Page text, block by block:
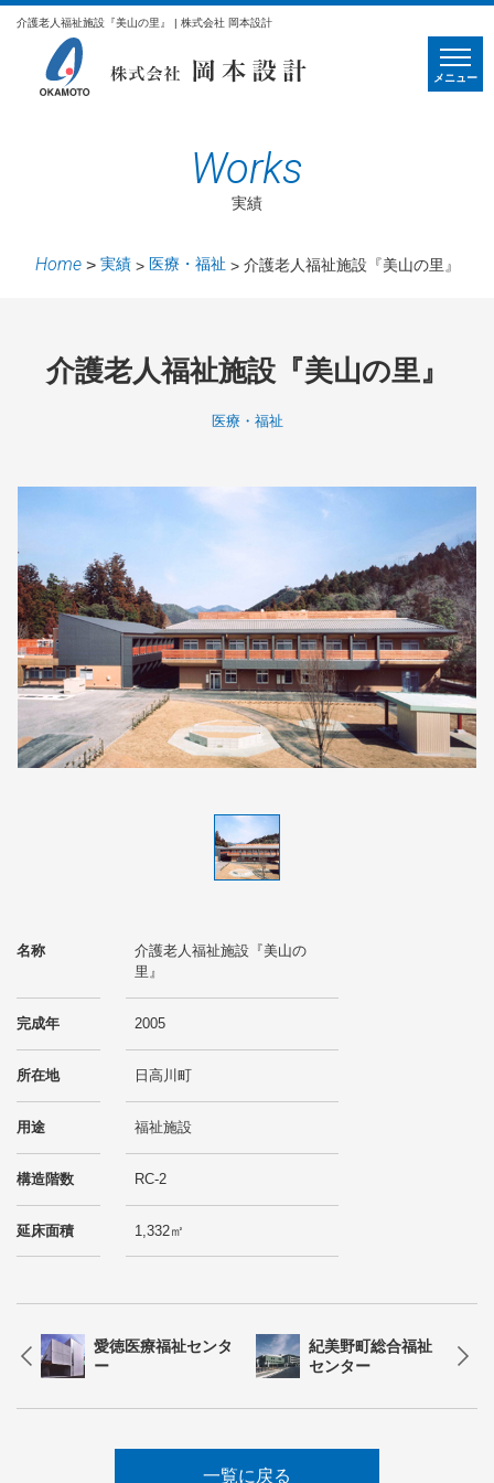
介護老人福祉施設『美山の里』 | 株式会社 岡本設計
メニュー
Works
実績
Home 実績 医療・福祉 介護老人福祉施設『美山の里』
介護老人福祉施設『美山の里』
医療・福祉
名称
介護老人福祉施設『美山の
里』
完成年 2005
所在地 日高川町
用途 福祉施設
構造階数 RC-2
延床面積 1,332㎡
愛徳医療福祉センタ
ー
紀美野町総合福祉
センター
一覧に戻る